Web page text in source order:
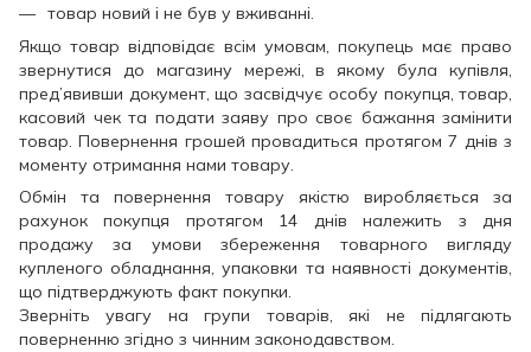
товар новий і не був у вживанні.
Якщо товар відповідає всім умовам, покупець має право
звернутися до магазину мережі, в якому була купівля,
пред’явивши документ, що засвідчує особу покупця, товар,
касовий чек та подати заяву про своє бажання замінити
товар. Повернення грошей провадиться протягом 7 днів з
моменту отримання нами товару.
Обмін та повернення товару якістю виробляється за
рахунок покупця протягом 14 днів належить з дня
продажу за умови збереження товарного вигляду
купленого обладнання, упаковки та наявності документів,
що підтверджують факт покупки.
Зверніть увагу на групи товарів, які не підлягають
поверненню згідно з чинним законодавством.